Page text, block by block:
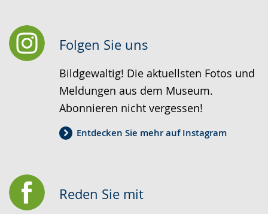
Folgen Sie uns
Bildgewaltig! Die aktuellsten Fotos und
Meldungen aus dem Museum.
Abonnieren nicht vergessen!
Entdecken Sie mehr auf Instagram
Reden Sie mit